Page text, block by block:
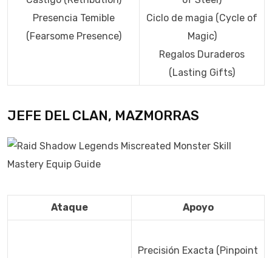
Presencia Temible
(Fearsome Presence)
Ciclo de magia (Cycle of
Magic)
Regalos Duraderos
(Lasting Gifts)
JEFE DEL CLAN, MAZMORRAS
Ataque Apoyo
Precisión Exacta (Pinpoint